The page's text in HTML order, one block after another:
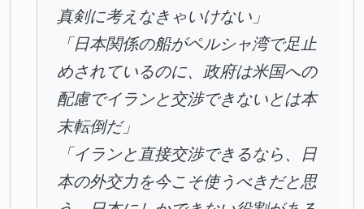
真剣に考えなきゃいけない」
「日本関係の船がペルシャ湾で足止
めされているのに、政府は米国への
配慮でイランと交渉できないとは本
末転倒だ」
「イランと直接交渉できるなら、日
本の外交力を今こそ使うべきだと思